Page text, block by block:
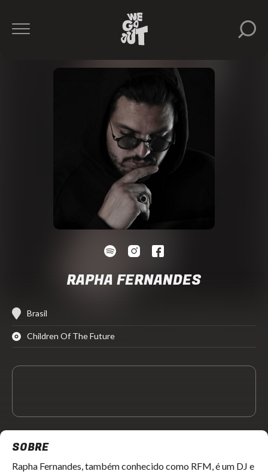
RAPHA FERNANDES
Brasil
Children Of The Future
SOBRE
Rapha Fernandes, também conhecido como RFM, é um DJ e